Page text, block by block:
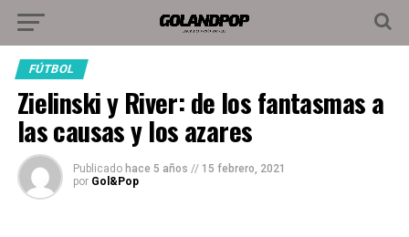
FÚTBOL
Zielinski y River: de los fantasmas a
las causas y los azares
Publicado hace 5 años // 15 febrero, 2021
por Gol&Pop